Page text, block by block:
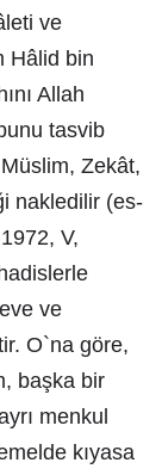
ve
Hâlid bin
Allah
tasvib
Zekât,
nakledilir (es-
V,
ve
O`na göre,
başka bir
menkul
kıyasa